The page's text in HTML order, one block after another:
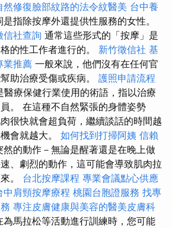
然修復臉部紋路的法令紋醫美 台中養
指除按摩外還提供性服務的女性。
信社查詢 通常這些形式的「按摩」是
的性工作者進行的。 新竹徵信社 基
業推薦 一般來說，他們沒有在任何官
助治療受傷或疾病。 護照申請流程
療保健行業使用的術語，指以治療
。 在這種不自然緊張的身體姿勢
很快就會超負荷，繼續談話的時間越
會就越大。 如何找到打掃阿姨 信賴
然的動作－無論是醒著還是在晚上做
、劇烈的動作，這可能會導致肌肉拉
。 台北按摩課程 專業會議點心供應
中肩頸按摩療程 桃園台胞證服務 找專
專注皮膚健康與美容的醫美皮膚科
為馬拉松等活動進行訓練時，您可能